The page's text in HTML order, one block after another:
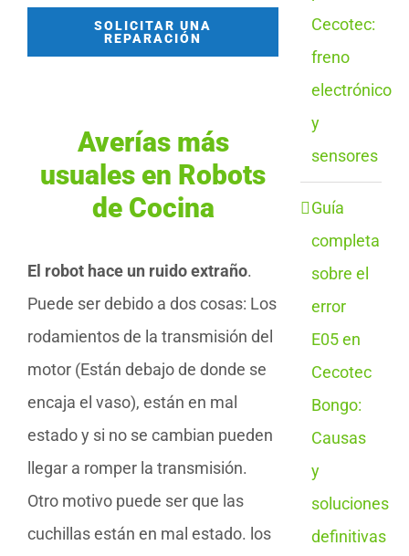
SOLICITAR UNA
REPARACIÓN
Averías más
usuales en Robots
de Cocina
El robot hace un ruido extraño.
Puede ser debido a dos cosas: Los
rodamientos de la transmisión del
motor (Están debajo de donde se
encaja el vaso), están en mal
estado y si no se cambian pueden
llegar a romper la transmisión.
Otro motivo puede ser que las
cuchillas están en mal estado. los
Cecotec:
freno
electrónico
y
sensores
Guía
completa
sobre el
error
E05 en
Cecotec
Bongo:
Causas
y
soluciones
definitivas